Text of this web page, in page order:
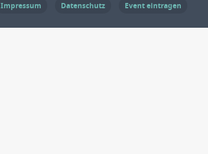
Impressum Datenschutz Event eintragen